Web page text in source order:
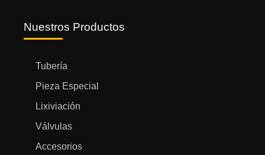
Nuestros Productos
Tubería
Pieza Especial
Lixiviación
Válvulas
Accesorios